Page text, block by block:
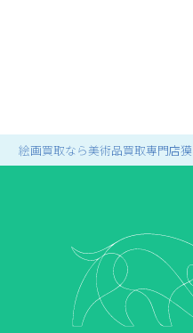
絵画買取なら美術品買取専門店獏